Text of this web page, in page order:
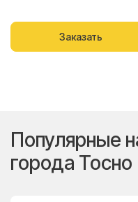
Заказать
Популярные
города Тосно